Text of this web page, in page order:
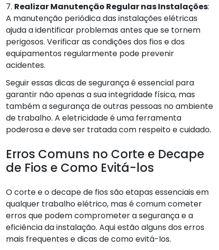
7. Realizar Manutenção Regular nas Instalações:
A manutenção periódica das instalações elétricas
ajuda a identificar problemas antes que se tornem
perigosos. Verificar as condições dos fios e dos
equipamentos regularmente pode prevenir
acidentes.
Seguir essas dicas de segurança é essencial para
garantir não apenas a sua integridade física, mas
também a segurança de outras pessoas no ambiente
de trabalho. A eletricidade é uma ferramenta
poderosa e deve ser tratada com respeito e cuidado.
Erros Comuns no Corte e Decape
de Fios e Como Evitá-los
O corte e o decape de fios são etapas essenciais em
qualquer trabalho elétrico, mas é comum cometer
erros que podem comprometer a segurança e a
eficiência da instalação. Aqui estão alguns dos erros
mais frequentes e dicas de como evitá-los.